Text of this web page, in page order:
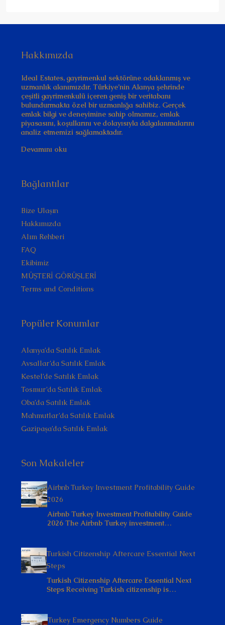
Hakkımızda
Ideal Estates, gayrimenkul sektörüne odaklanmış ve
uzmanlık alanımızdır. Türkiye’nin Alanya şehrinde
çeşitli gayrimenkulü içeren geniş bir veritabanı
bulundurmakta özel bir uzmanlığa sahibiz. Gerçek
emlak bilgi ve deneyimine sahip olmamız, emlak
piyasasını, koşullarını ve dolayısıyla dalgalanmalarını
analiz etmemizi sağlamaktadır.
Devamını oku
Bağlantılar
Bize Ulaşın
Hakkımızda
Alım Rehberi
FAQ
Ekibimiz
MÜŞTERİ GÖRÜŞLERİ
Terms and Conditions
Popüler Konumlar
Alanya’da Satılık Emlak
Avsallar’da Satılık Emlak
Kestel’de Satılık Emlak
Tosmur’da Satılık Emlak
Oba’da Satılık Emlak
Mahmutlar’da Satılık Emlak
Gazipaşa’da Satılık Emlak
Son Makaleler
Airbnb Turkey Investment Profitability Guide
2026
Airbnb Turkey Investment Profitability Guide
2026 The Airbnb Turkey investment…
Turkish Citizenship Aftercare Essential Next
Steps
Turkish Citizenship Aftercare Essential Next
Steps Receiving Turkish citizenship is…
Turkey Emergency Numbers Guide